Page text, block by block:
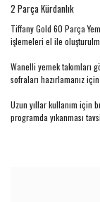
2 Parça Kürdanlık
Tiffany Gold 60 Parça
işlemeleri el ile
Wanelli yemek takımları
sofraları hazırlamanız
Uzun yıllar kullanım için
programda yıkanması